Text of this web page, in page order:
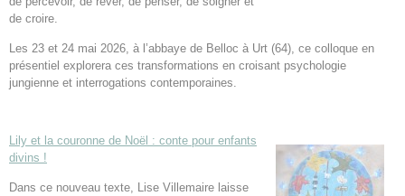
de croire.
Les 23 et 24 mai 2026, à l’abbaye de Belloc à Urt (64), ce colloque en
présentiel explorera ces transformations en croisant psychologie
jungienne et interrogations contemporaines.
Lily et la couronne de Noël : conte pour enfants
divins !
Dans ce nouveau texte, Lise Villemaire laisse